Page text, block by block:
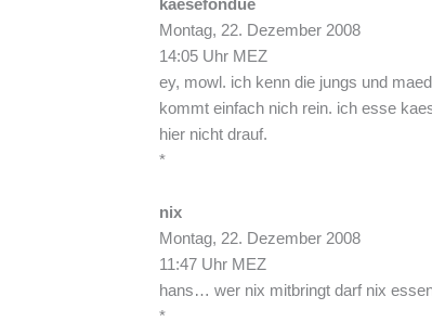
kaesefondue
Montag, 22. Dezember 2008
14:05 Uhr MEZ
ey, mowl. ich kenn die jungs und
kommt einfach nich rein. ich esse
hier nicht drauf.
*
nix
Montag, 22. Dezember 2008
11:47 Uhr MEZ
hans… wer nix mitbringt darf nix
*